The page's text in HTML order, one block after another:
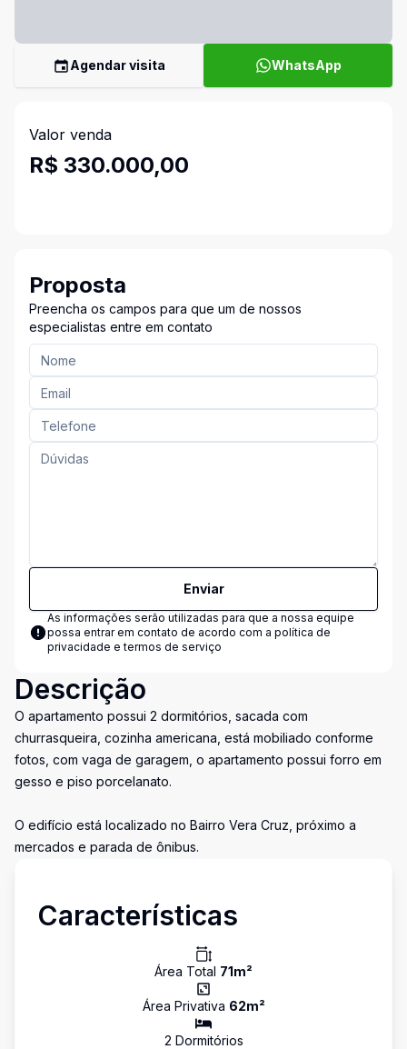
Agendar visita WhatsApp
Valor venda
R$ 330.000,00
Proposta
Preencha os campos para que um de nossos
especialistas entre em contato
Enviar
As informações serão utilizadas para que a nossa equipe
possa entrar em contato de acordo com a política de
privacidade e termos de serviço
Descrição
O apartamento possui 2 dormitórios, sacada com
churrasqueira, cozinha americana, está mobiliado conforme
fotos, com vaga de garagem, o apartamento possui forro em
gesso e piso porcelanato.
O edifício está localizado no Bairro Vera Cruz, próximo a
mercados e parada de ônibus.
Características
Área Total 71m²
Área Privativa 62m²
2 Dormitórios